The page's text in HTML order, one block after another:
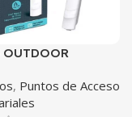
OUTDOOR
, Puntos de Acceso